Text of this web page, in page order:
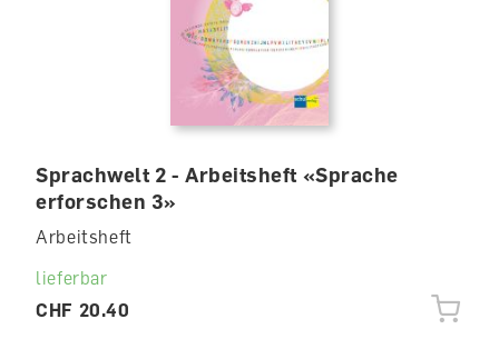
Sprachwelt 2 - Arbeitsheft «Sprache
erforschen 3»
Arbeitsheft
lieferbar
CHF 20.40